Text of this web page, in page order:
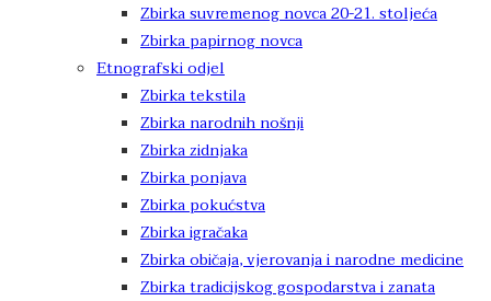
Zbirka suvremenog novca 20-21. stoljeća
Zbirka papirnog novca
Etnografski odjel
Zbirka tekstila
Zbirka narodnih nošnji
Zbirka zidnjaka
Zbirka ponjava
Zbirka pokućstva
Zbirka igračaka
Zbirka običaja, vjerovanja i narodne medicine
Zbirka tradicijskog gospodarstva i zanata